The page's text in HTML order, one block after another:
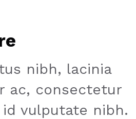
nibh, lacinia
ac, consectetur
id vulputate nibh.